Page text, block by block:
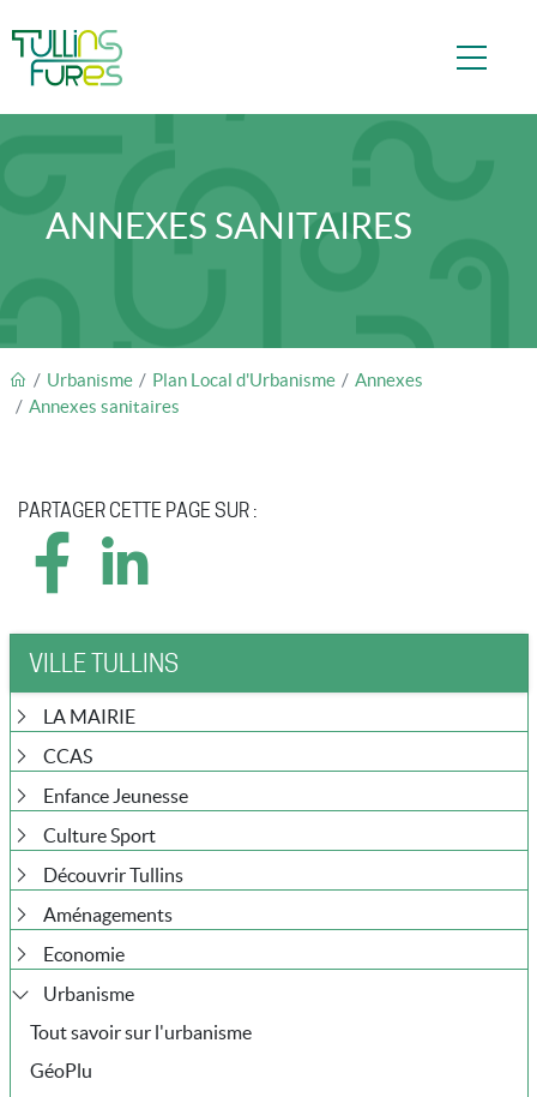
ANNEXES SANITAIRES
FIL D'ARIANE
Urbanisme Plan Local d'Urbanisme
Annexes
Annexes sanitaires
VILLE TULLINS
LA MAIRIE
CCAS
Enfance Jeunesse
Culture Sport
Découvrir Tullins
Aménagements
Economie
Urbanisme
Tout savoir sur l'urbanisme
GéoPlu
PARTAGER CETTE PAGE SUR :